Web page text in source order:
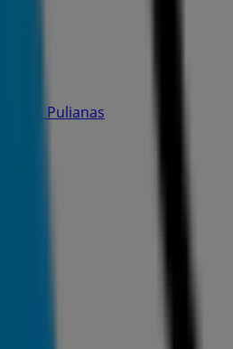
1-3, Pulianas